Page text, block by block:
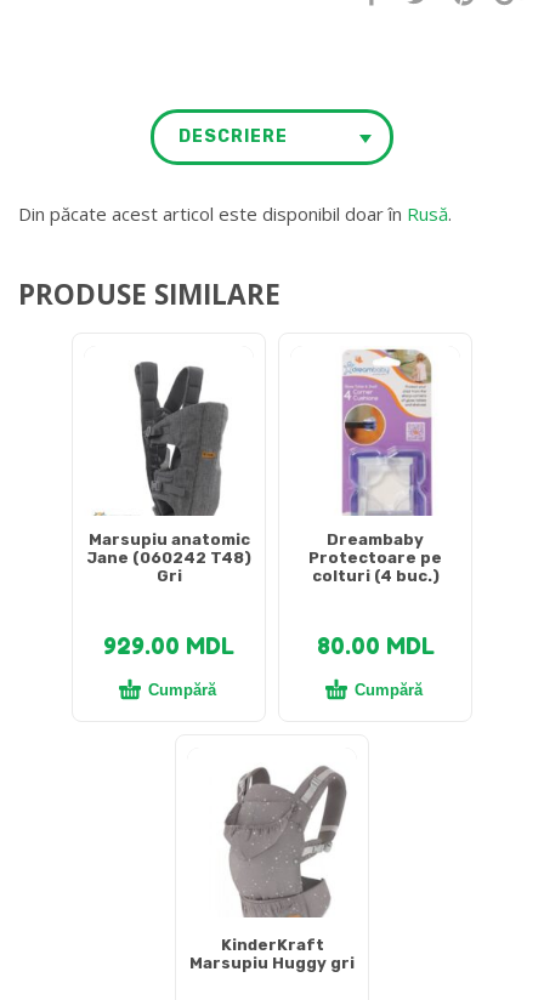
DESCRIERE
Din păcate acest articol este disponibil doar în Rusă.
PRODUSE SIMILARE
Marsupiu anatomic
Jane (060242 T48)
Gri
929.00 MDL
Cumpără
Dreambaby
Protectoare pe
colturi (4 buc.)
80.00 MDL
Cumpără
KinderKraft
Marsupiu Huggy gri